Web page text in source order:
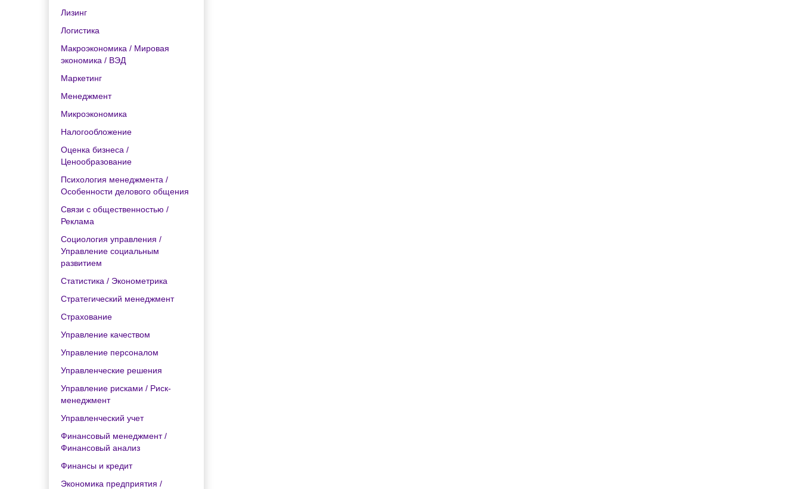
Лизинг
Логистика
Макроэкономика / Мировая
экономика / ВЭД
Маркетинг
Менеджмент
Микроэкономика
Налогообложение
Оценка бизнеса /
Ценообразование
Психология менеджмента /
Особенности делового общения
Связи с общественностью /
Реклама
Социология управления /
Управление социальным
развитием
Статистика / Эконометрика
Стратегический менеджмент
Страхование
Управление качеством
Управление персоналом
Управленческие решения
Управление рисками / Риск-
менеджмент
Управленческий учет
Финансовый менеджмент /
Финансовый анализ
Финансы и кредит
Экономика предприятия /